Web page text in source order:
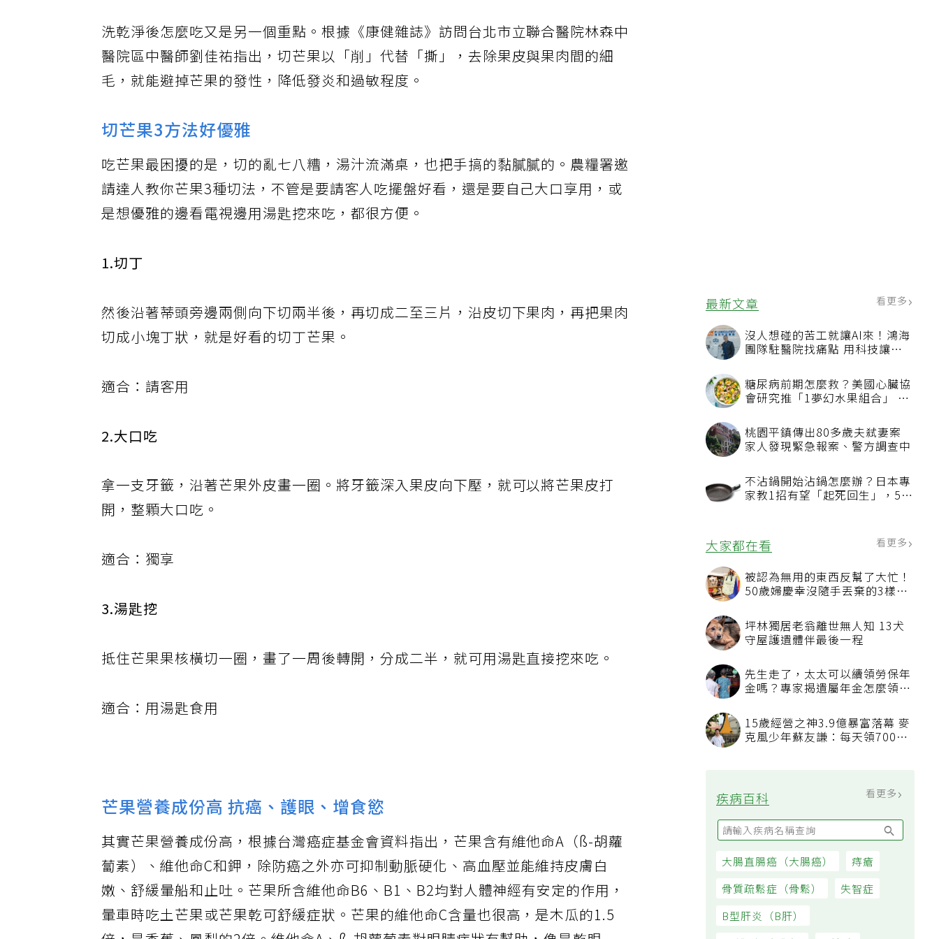
最新文章 看更多
沒人想碰的苦工就讓AI來！鴻海
團隊駐醫院找痛點 用科技讓醫
糖尿病前期怎麼救？美國心臟協
會研究推「1夢幻水果組合」 酪
桃園平鎮傳出80多歲夫弒妻案
家人發現緊急報案、警方調查中
不沾鍋開始沾鍋怎麼辦？日本專
家教1招有望「起死回生」，5情
大家都在看
被認為無用的東西反幫了大忙！
50歲婦慶幸沒隨手丟棄的3樣物
坪林獨居老翁離世無人知 13犬
守屋護遺體伴最後一程
先生走了，太太可以續領勞保年
看順位還要看資格
15歲經營之神3.9億暴富落幕 麥
疾病百科
洗乾淨後怎麼吃又是另一個重點。根據《康健雜誌》訪問台北市立聯合醫院林森中
醫院區中醫師劉佳祐指出，切芒果以「削」代替「撕」，去除果皮與果肉間的細
毛，就能避掉芒果的發性，降低發炎和過敏程度。
切芒果3方法好優雅
吃芒果最困擾的是，切的亂七八糟，湯汁流滿桌，也把手搞的黏膩膩的。農糧署邀
請達人教你芒果3種切法，不管是要請客人吃擺盤好看，還是要自己大口享用，或
是想優雅的邊看電視邊用湯匙挖來吃，都很方便。
1.切丁
然後沿著蒂頭旁邊兩側向下切兩半後，再切成二至三片，沿皮切下果肉，再把果肉
切成小塊丁狀，就是好看的切丁芒果。
適合：請客用
2.大口吃
拿一支牙籤，沿著芒果外皮畫一圈。將牙籤深入果皮向下壓，就可以將芒果皮打
開，整顆大口吃。
適合：獨享
3.湯匙挖
抵住芒果果核橫切一圈，畫了一周後轉開，分成二半，就可用湯匙直接挖來吃。
適合：用湯匙食用
芒果營養成份高 抗癌、護眼、增食慾
其實芒果營養成份高，根據台灣癌症基金會資料指出，芒果含有維他命A（ß-胡蘿
蔔素）、維他命C和鉀，除防癌之外亦可抑制動脈硬化、高血壓並能維持皮膚白
嫩、舒緩暈船和止吐。芒果所含維他命B6、B1、B2均對人體神經有安定的作用，
暈車時吃土芒果或芒果乾可舒緩症狀。芒果的維他命C含量也很高，是木瓜的1.5